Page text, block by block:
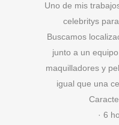
Uno de mis
celebritys
Buscamos
junto a un
maquilladores y
igual que una
· 6